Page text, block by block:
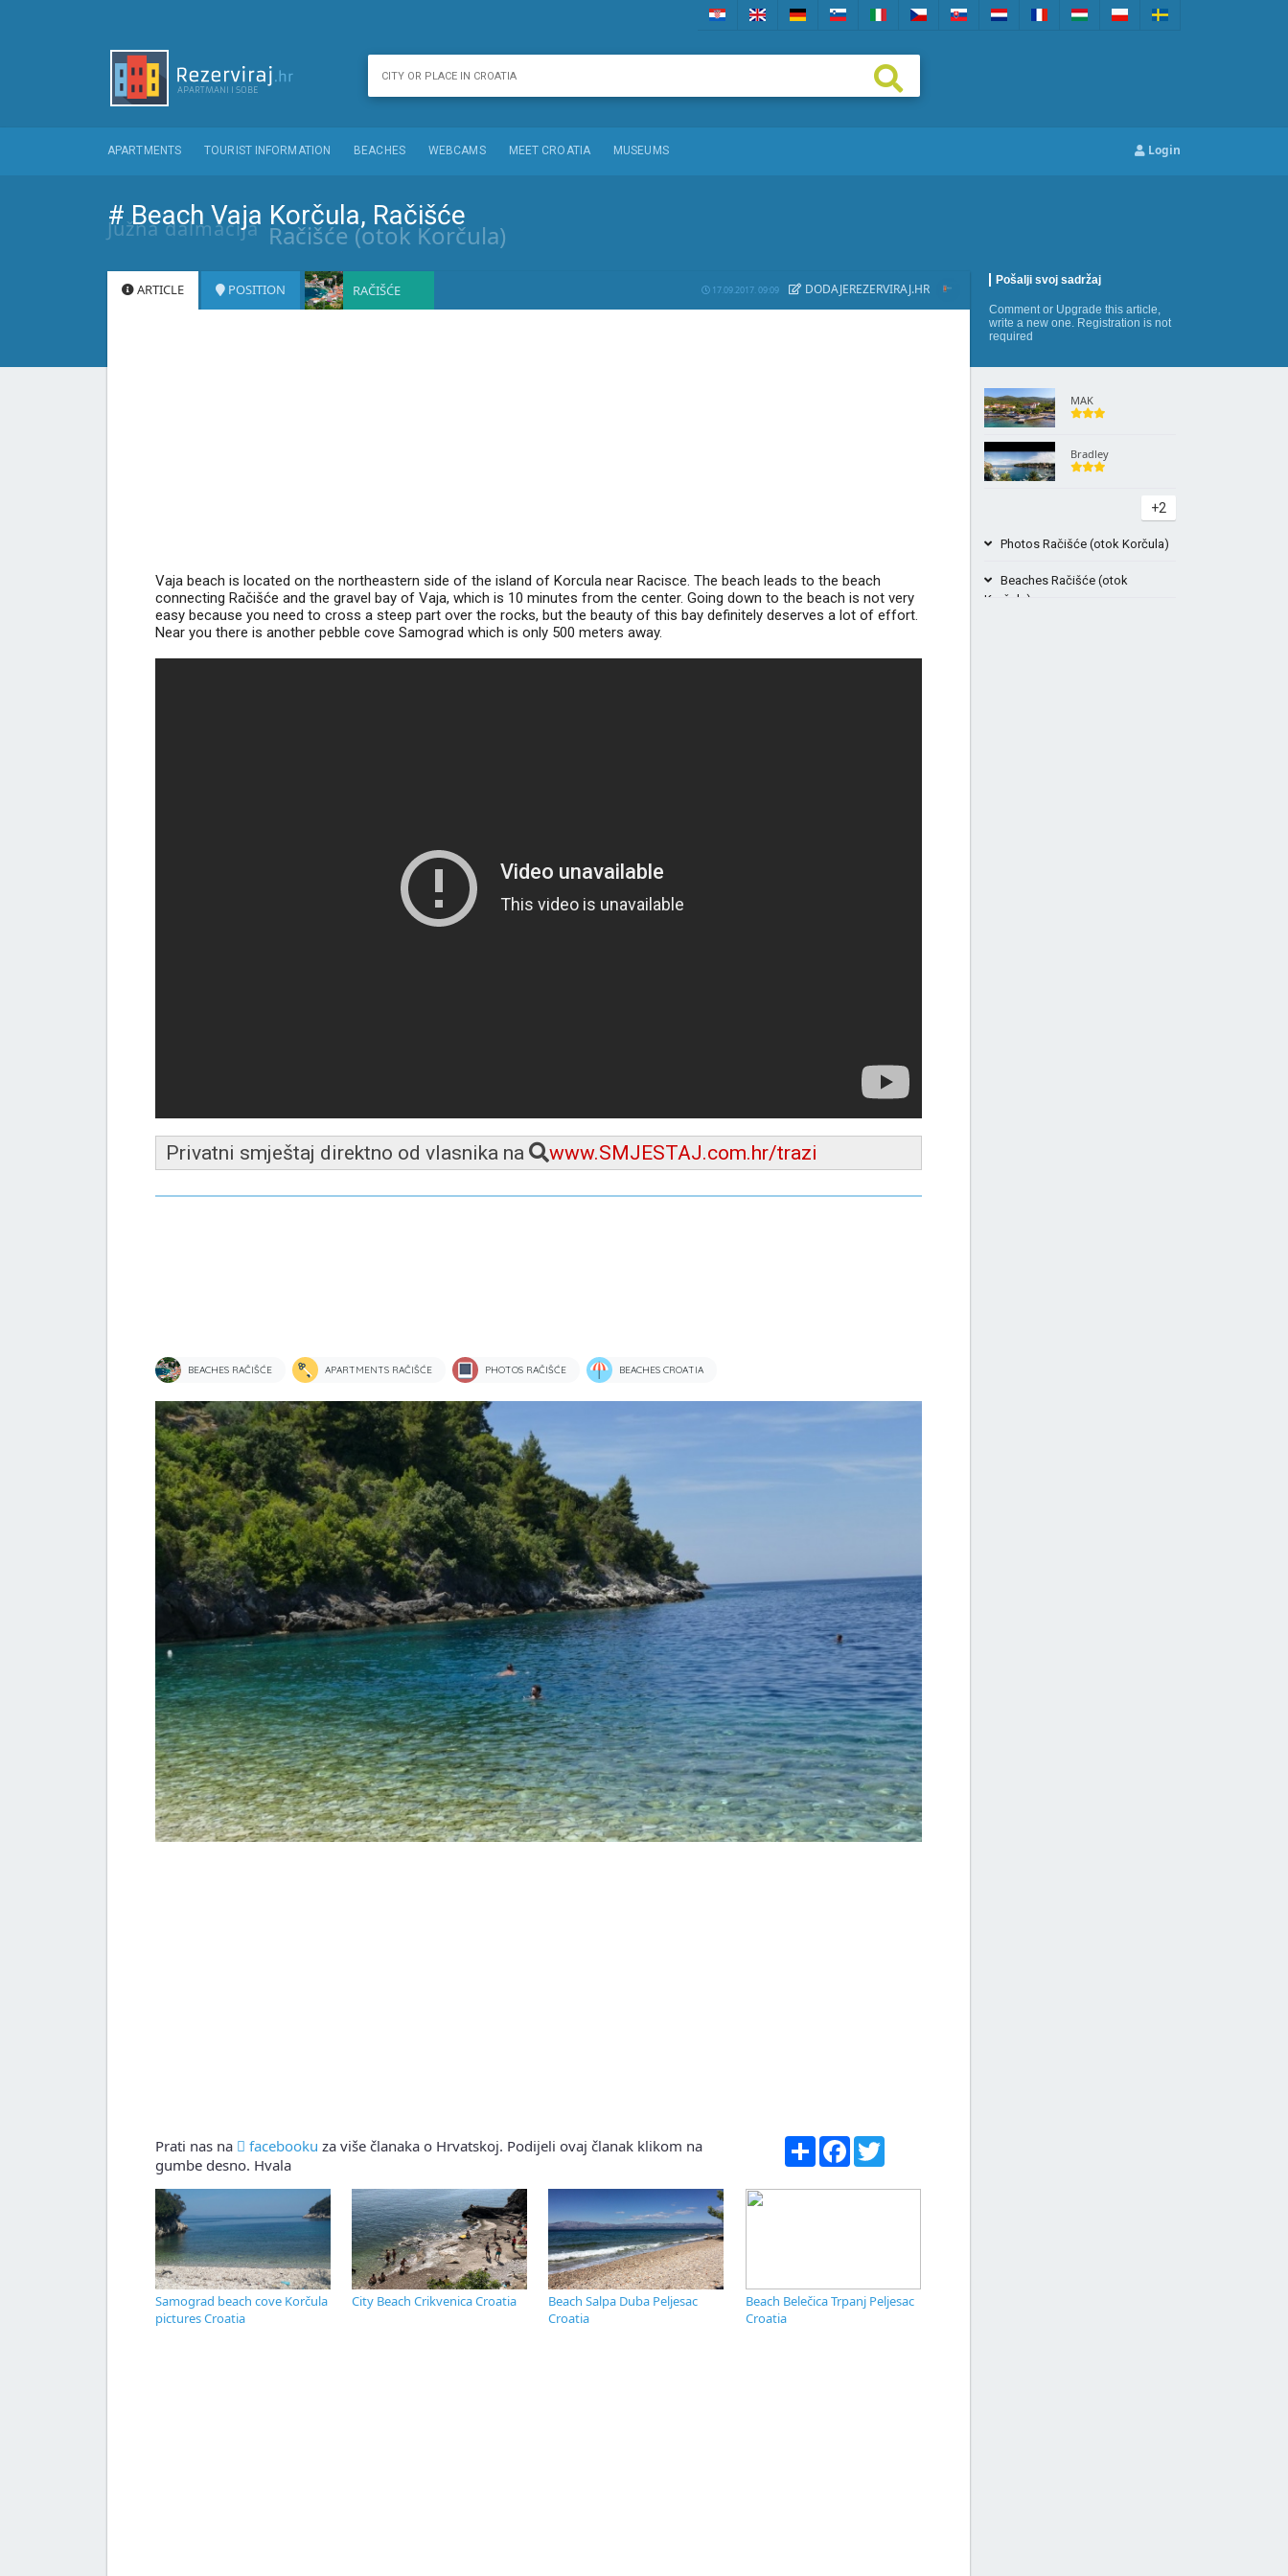
APARTMENTS TOURIST INFORMATION BEACHES WEBCAMS MEET CROATIA MUSEUMS Login
# Beach Vaja Korčula, Račišće
Južna dalmacija Račišće (otok Korčula)
Pošalji svoj sadržaj
Commentor Upgrade this article,
write a new one. Registration is not
required
ARTICLE POSITION RAČIŠĆE 17.09.2017. 09:09 DODAJEREZERVIRAJ.HR
Vaja beach is located on the northeastern side of the island of Korcula near Racisce. The beach leads to the beach
connecting Račišće and the gravel bay of Vaja, which is 10 minutes from the center. Going down to the beach is not very
easy because you need to cross a steep part over the rocks, but the beauty of this bay definitely deserves a lot of effort.
Near you there is another pebble cove Samograd which is only 500 meters away.
Privatni smještaj direktno od vlasnika na www.SMJESTAJ.com.hr/trazi
BEACHES RAČIŠĆE APARTMENTS RAČIŠĆE PHOTOS RAČIŠĆE BEACHES CROATIA
Prati nas na facebooku za više članaka o Hrvatskoj. Podijeli ovaj članak klikom na
gumbe desno. Hvala
Share Facebook
Samograd beach cove Korčula
pictures Croatia
City Beach Crikvenica Croatia
Beach Salpa Duba Peljesac
Croatia
Beach Belečica Trpanj Peljesac
Croatia
MAK
Bradley
+2
Photos Račišće (otok Korčula)
Beaches Račišće (otok
Korčula)